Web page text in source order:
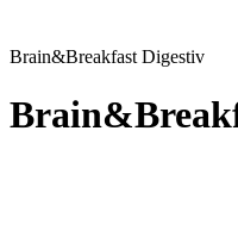
Brain&Breakfast Digestiv